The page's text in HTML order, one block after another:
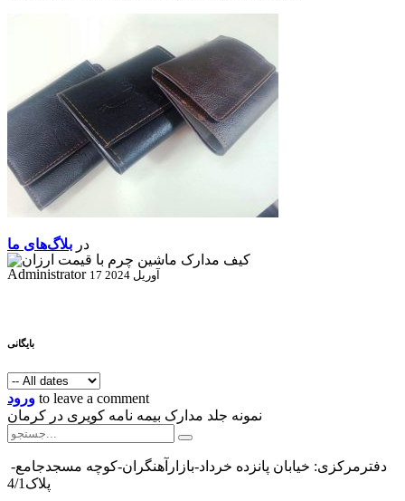
در بلاگ‌های ما
Administrator
17 آوریل 2024
بایگانی
ورود to leave a comment
نمونه جلد مدارک بیمه نامه کویری در کرمان
پلاک4/1